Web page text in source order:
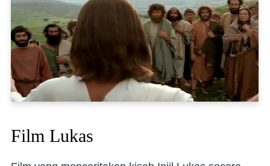
Film Lukas